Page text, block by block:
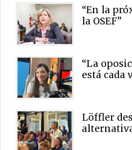
“En la
la OSEF”
“La
está cada
Löffler